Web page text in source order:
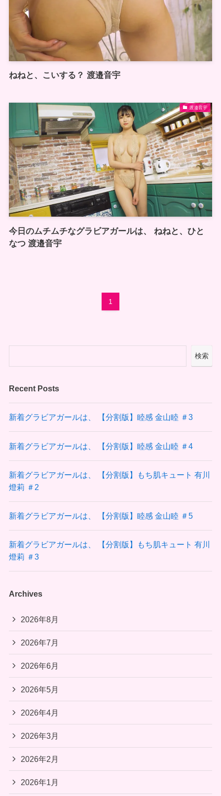
ねねと、こいする？ 渡邉音宇
渡邉音宇
今日のムチムチなグラビアガールは、 ねねと、ひと
なつ 渡邉音宇
1
検索
Recent Posts
新着グラビアガールは、 【分割版】睦感 金山睦 ＃3
新着グラビアガールは、 【分割版】睦感 金山睦 ＃4
新着グラビアガールは、 【分割版】もち肌キュート 有川
燈莉 ＃2
新着グラビアガールは、 【分割版】睦感 金山睦 ＃5
新着グラビアガールは、 【分割版】もち肌キュート 有川
燈莉 ＃3
Archives
2026年8月
2026年7月
2026年6月
2026年5月
2026年4月
2026年3月
2026年2月
2026年1月